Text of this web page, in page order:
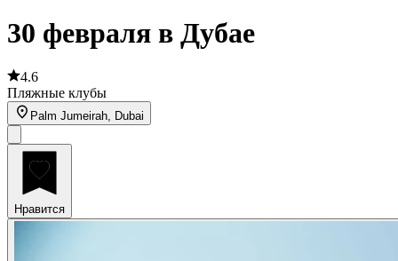
30 февраля в Дубае
4.6
Пляжные клубы
Palm Jumeirah, Dubai
Нравится